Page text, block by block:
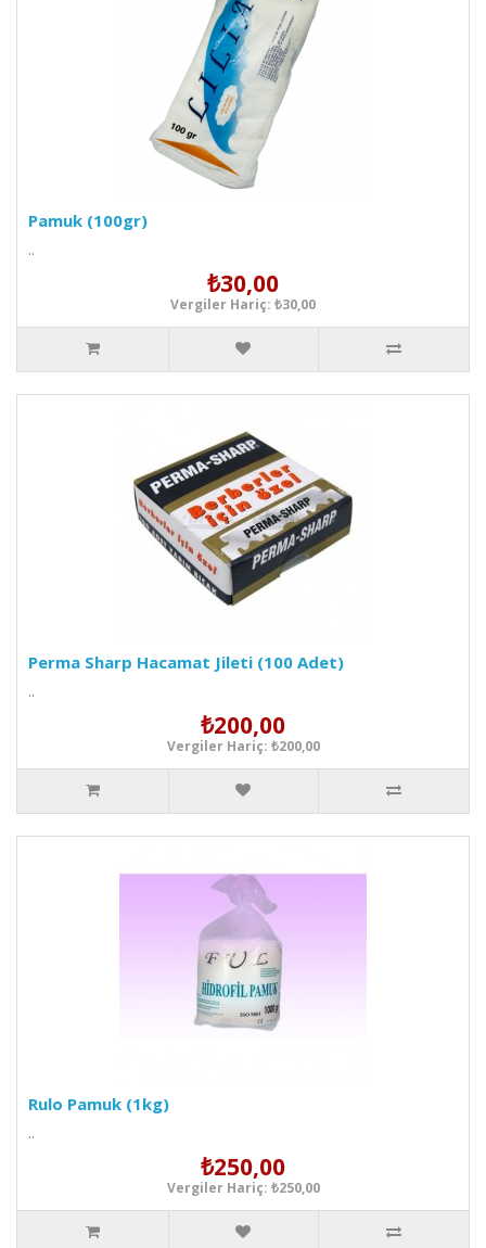
Pamuk (100gr)
..
₺30,00
Vergiler Hariç: ₺30,00
Perma Sharp Hacamat Jileti (100 Adet)
..
₺200,00
Vergiler Hariç: ₺200,00
Rulo Pamuk (1kg)
..
₺250,00
Vergiler Hariç: ₺250,00